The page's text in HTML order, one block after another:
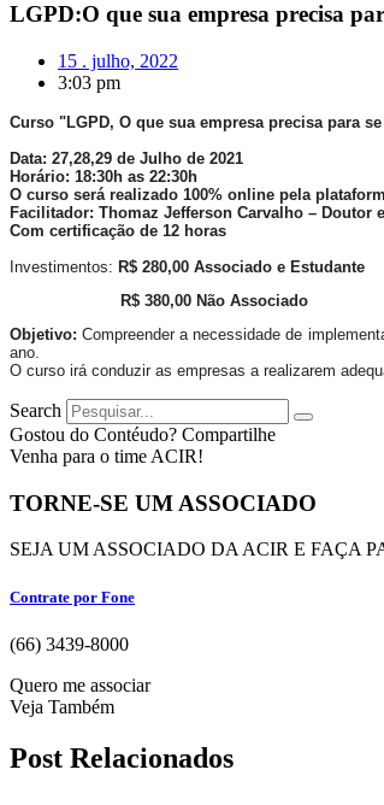
LGPD:O que sua empresa precisa
15 . julho, 2022
3:03 pm
Curso "LGPD, O que sua empresa precisa para
Data: 27,28,29 de Julho de 2021
Horário: 18:30h as 22:30h
O curso será realizado 100% online pela
Facilitador: Thomaz Jefferson Carvalho –
Com certificação de 12 horas
Investimentos: R$ 280,00 Associado e Estudante
R$ 380,00 Não Associado
Objetivo: Compreender a necessidade de
ano.
O curso irá conduzir as empresas a realizarem
Search
Gostou do Contéudo? Compartilhe
Venha para o time ACIR!
TORNE-SE UM ASSOCIADO
SEJA UM ASSOCIADO DA ACIR E FAÇA
Contrate por Fone
(66) 3439-8000
Quero me associar
Veja Também
Post Relacionados